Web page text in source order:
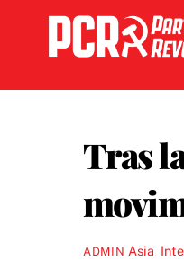
content
Tras
ADMIN Asia